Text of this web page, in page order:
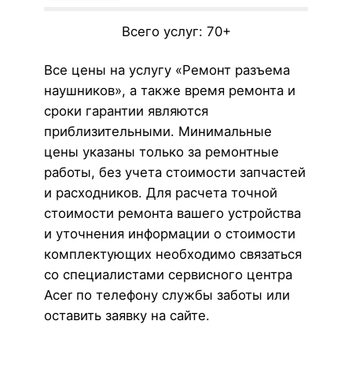
Всего услуг: 70+
Все цены на услугу «Ремонт разъема
наушников», а также время ремонта и
сроки гарантии являются
приблизительными. Минимальные
цены указаны только за ремонтные
работы, без учета стоимости запчастей
и расходников. Для расчета точной
стоимости ремонта вашего устройства
и уточнения информации о стоимости
комплектующих необходимо связаться
со специалистами сервисного центра
Acer по телефону службы заботы или
оставить заявку на сайте.